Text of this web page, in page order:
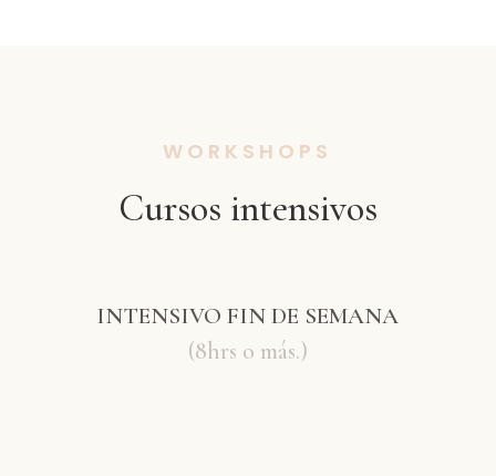
WORKSHOPS
Cursos intensivos
INTENSIVO FIN DE SEMANA
(8hrs o más.)